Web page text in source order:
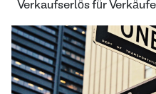
Verkaufserlös für